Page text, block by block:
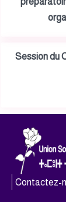
Session du
Contactez-